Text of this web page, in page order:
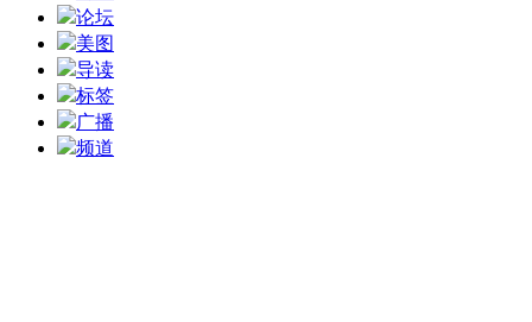
论坛
美图
导读
标签
广播
频道